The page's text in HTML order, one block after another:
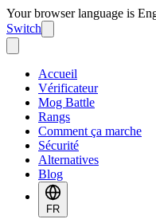
Your browser language is
Switch
Accueil
Vérificateur
Mog Battle
Rangs
Comment ça marche
Sécurité
Alternatives
Blog
FR